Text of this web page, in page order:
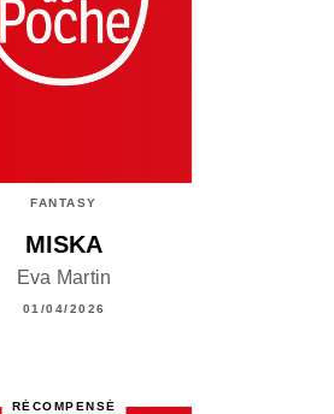
FANTASY
MISKA
Eva Martin
01/04/2026
RÉCOMPENSÉ